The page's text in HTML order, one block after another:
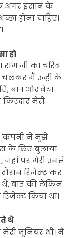
अगर इंसान के
होना चाहिए।
हो
जी का चरित्र
चलकर मैं उन्हीं के
बाप और बेटा
मेरी
कंपनी ने मुझे
के लिए बुलाया
जहां पर मेरी उनसे
रिजेक्ट कर
थे, बात की लेकिन
किया था।
थे
मेरी जूनियर थी। मैं